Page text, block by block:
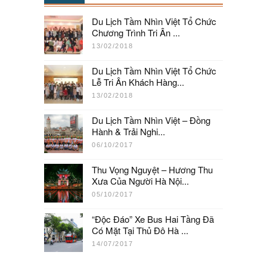
Du Lịch Tầm Nhìn Việt Tổ Chức
Chương Trình Tri Ân ...
13/02/2018
Du Lịch Tầm Nhìn Việt Tổ Chức
Lễ Tri Ân Khách Hàng...
13/02/2018
Du Lịch Tầm Nhìn Việt – Đồng
Hành & Trải Nghi...
06/10/2017
Thu Vọng Nguyệt – Hương Thu
Xưa Của Người Hà Nội...
05/10/2017
“Độc Đáo” Xe Bus Hai Tầng Đã
Có Mặt Tại Thủ Đô Hà ...
14/07/2017